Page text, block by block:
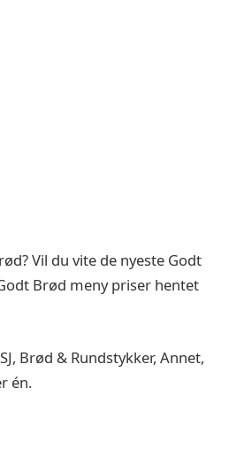
Vil du vite de nyeste Godt
Brød meny priser hentet
Brød & Rundstykker, Annet,
én.